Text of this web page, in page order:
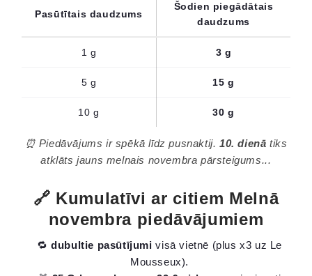
Pasūtītais daudzums
Šodien piegādātais
daudzums
1 g 3 g
5 g 15 g
10 g 30 g
⏰ Piedāvājums ir spēkā līdz pusnaktij. 10. dienā tiks
atklāts jauns melnais novembra pārsteigums...
🔗 Kumulatīvi ar citiem Melnā
novembra piedāvājumiem
🔁dubultie pasūtījumi visā vietnē (plus x3 uz Le
Mousseux).